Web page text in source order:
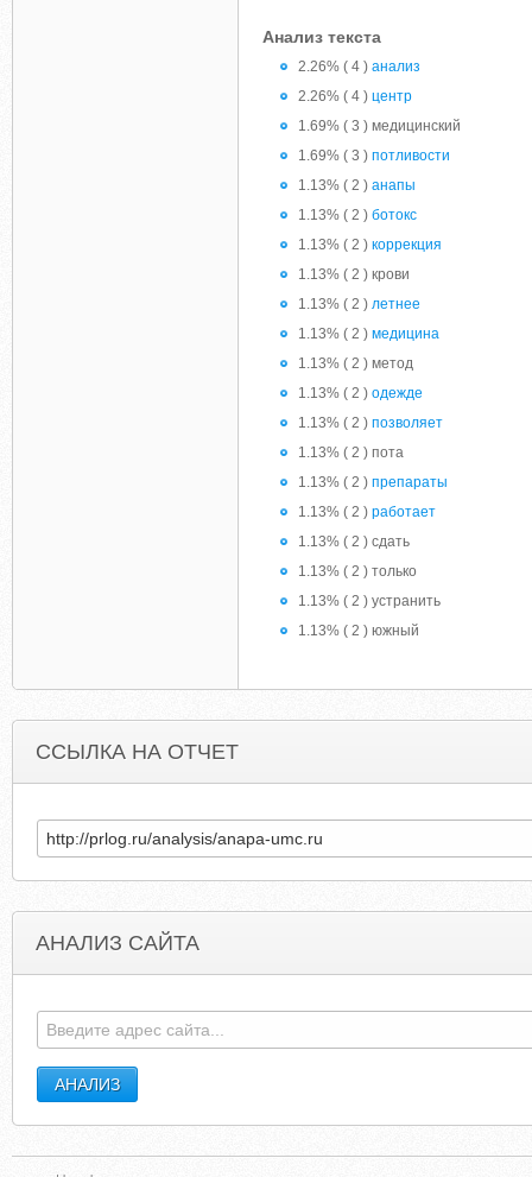
Анализ текста
2.26% ( 4 ) анализ
2.26% ( 4 ) центр
1.69% ( 3 ) медицинский
1.69% ( 3 ) потливости
1.13% ( 2 ) анапы
1.13% ( 2 ) ботокс
1.13% ( 2 ) коррекция
1.13% ( 2 ) крови
1.13% ( 2 ) летнее
1.13% ( 2 ) медицина
1.13% ( 2 ) метод
1.13% ( 2 ) одежде
1.13% ( 2 ) позволяет
1.13% ( 2 ) пота
1.13% ( 2 ) препараты
1.13% ( 2 ) работает
1.13% ( 2 ) сдать
1.13% ( 2 ) только
1.13% ( 2 ) устранить
1.13% ( 2 ) южный
ССЫЛКА НА ОТЧЕТ
АНАЛИЗ САЙТА